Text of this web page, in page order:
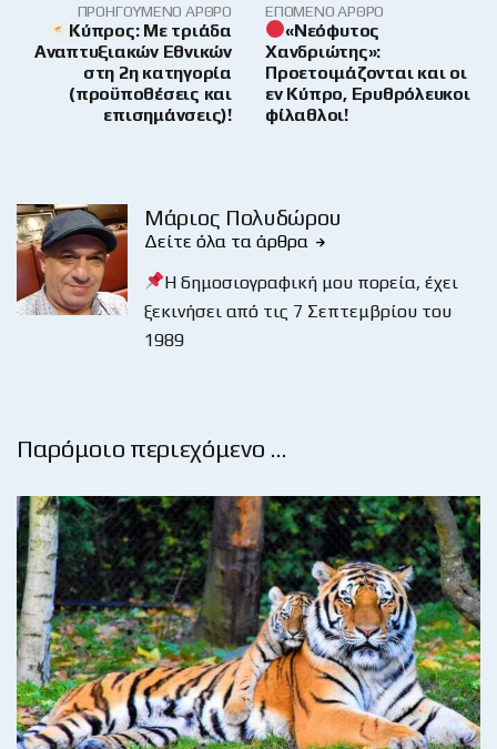
ΠΡΟΗΓΟΎΜΕΝΟ ΆΡΘΡΟ
Κύπρος: Με τριάδα
Αναπτυξιακών Εθνικών
στη 2η κατηγορία
(προϋποθέσεις και
επισημάνσεις)!
ΕΠΌΜΕΝΟ ΆΡΘΡΟ
«Νεόφυτος
Χανδριώτης»:
Προετοιμάζονται και οι
εν Κύπρο, Ερυθρόλευκοι
φίλαθλοι!
Μάριος Πολυδώρου
Δείτε όλα τα άρθρα
Η δημοσιογραφική μου πορεία, έχει
ξεκινήσει από τις 7 Σεπτεμβρίου του
1989
Παρόμοιο περιεχόμενο …